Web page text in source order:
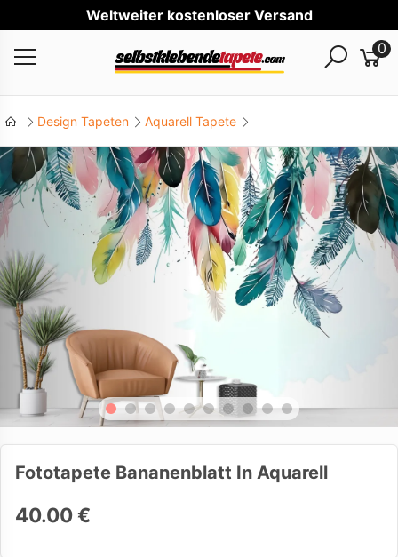
Wel
0
Design Tapeten Aquarell Tapete
Fototapete Bananenblatt In Aquarell
40.00 €